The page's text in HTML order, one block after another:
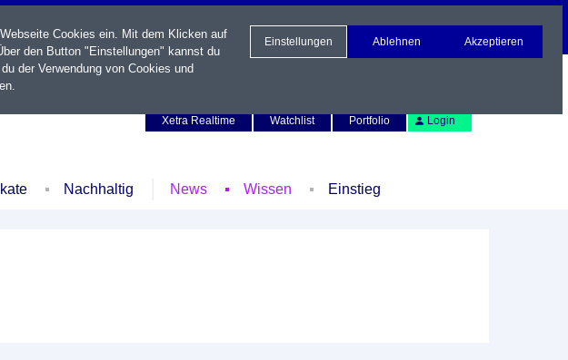
Xetra Realtime
Watchlist Portfolio Login
Nachhaltig News Wissen Einstieg
Cookies ein. Mit dem Klicken auf
den Button "Einstellungen" kannst du
der Verwendung von Cookies und
.
Einstellungen Ablehnen Akzeptieren